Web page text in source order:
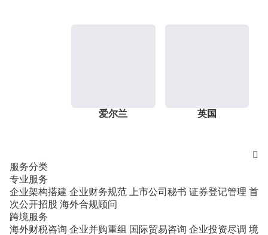
爱尔兰 英国

服务分类
专业服务
企业架构搭建 企业财务规范 上市公司秘书 证券登记管理 首
次公开招股 海外合规顾问
跨境服务
海外财税咨询 企业并购重组 国际贸易咨询 企业投资尽调 境